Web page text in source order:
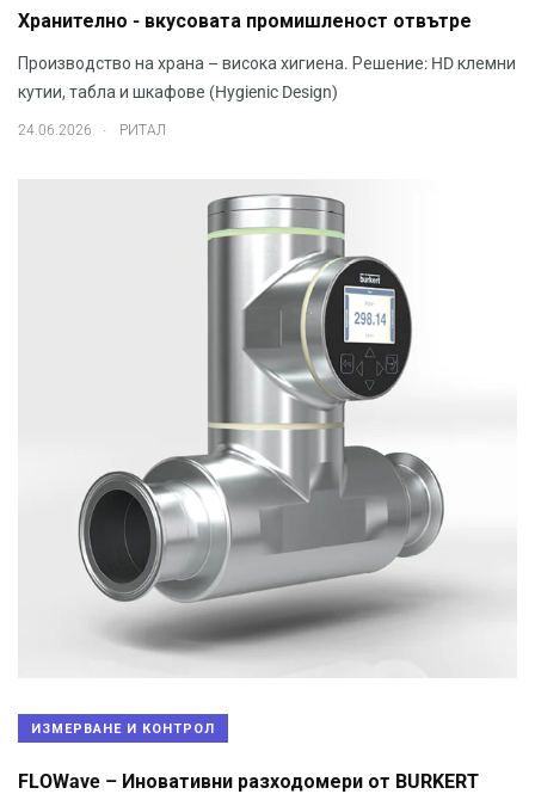
Хранително - вкусовата промишленост отвътре
Производство на храна – висока хигиена. Решение: HD клемни
кутии, табла и шкафове (Hygienic Design)
24.06.2026 . РИТАЛ
ИЗМЕРВАНЕ И КОНТРОЛ
FLOWave – Иновативни разходомери от BURKERT